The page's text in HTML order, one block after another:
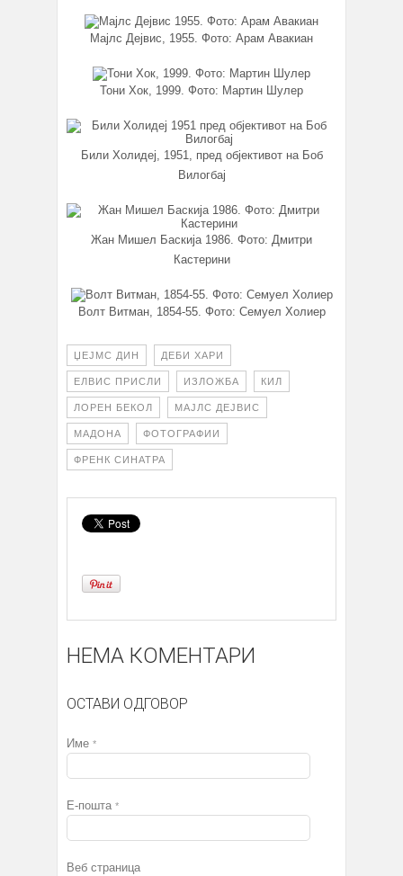
Мајлс Дејвис, 1955. Фото: Арам Авакиан
Тони Хок, 1999. Фото: Мартин Шулер
Били Холидеј, 1951, пред објективот на Боб
Вилогбај
Жан Мишел Баскија 1986. Фото: Дмитри
Кастерини
Волт Витман, 1854-55. Фото: Семуел Холиер
ЏЕЈМС ДИН ДЕБИ ХАРИ
ЕЛВИС ПРИСЛИ ИЗЛОЖБА КИЛ
ЛОРEН БЕКОЛ МАЈЛС ДЕЈВИС
МАДОНА ФОТОГРАФИИ
ФРЕНК СИНАТРА
НЕМА КОМЕНТАРИ
ОСТАВИ ОДГОВОР
Име *
Е-пошта *
Веб страница